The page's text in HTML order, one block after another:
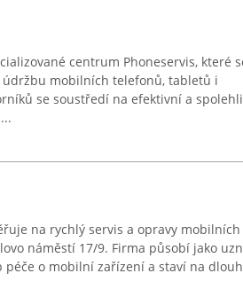
centrum Phoneservis, které
mobilních telefonů, tabletů i
se soustředí na efektivní a
na rychlý servis a opravy mobilních
náměstí 17/9. Firma působí jako
péče o mobilní zařízení a staví na